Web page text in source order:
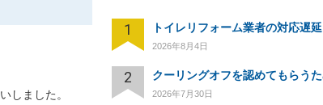
しました。
1
2026年8月4日
2
2026年7月30日